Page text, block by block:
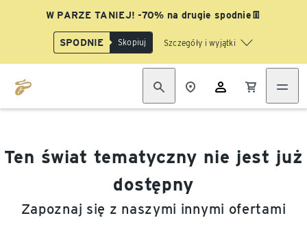
W PARZE TANIEJ! -70% na drugie spodnie👖
SPODNIE Skopiuj Szczegóły i wyjątki
Ten świat tematyczny nie jest już
dostępny
Zapoznaj się z naszymi innymi ofertami